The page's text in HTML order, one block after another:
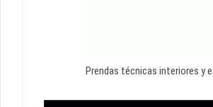
Prendas técnicas interiores y